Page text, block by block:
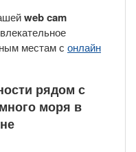
web cam
местам с онлайн
рядом с
моря в